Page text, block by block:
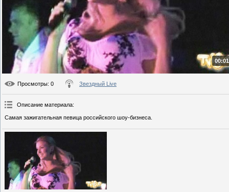
Просмотры: 0 Звездный Live
Описание материала:
Самая зажигательная певица российского шоу-бизнеса.